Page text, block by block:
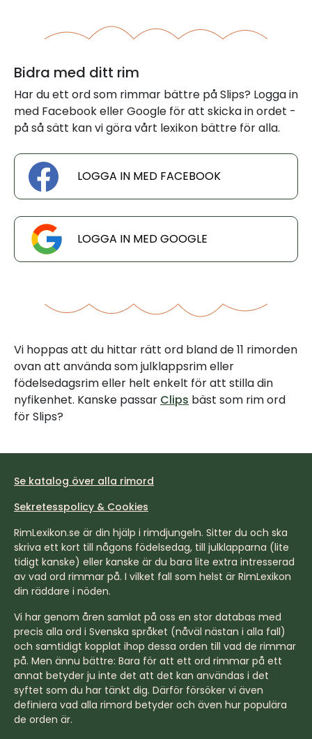
Bidra med ditt rim
Har du ett ord som rimmar bättre på Slips? Logga in
med Facebook eller Google för att skicka in ordet -
på så sätt kan vi göra vårt lexikon bättre för alla.
LOGGA IN MED FACEBOOK
LOGGA IN MED GOOGLE
Vi hoppas att du hittar rätt ord bland de 11 rimorden
ovan att använda som julklappsrim eller
födelsedagsrim eller helt enkelt för att stilla din
nyfikenhet. Kanske passar Clips bäst som rim ord
för Slips?
Se katalog över alla rimord
Sekretesspolicy & Cookies
RimLexikon.se är din hjälp i rimdjungeln. Sitter du och ska
skriva ett kort till någons födelsedag, till julklapparna (lite
tidigt kanske) eller kanske är du bara lite extra intresserad
av vad ord rimmar på. I vilket fall som helst är RimLexikon
din räddare i nöden.
Vi har genom åren samlat på oss en stor databas med
precis alla ord i Svenska språket (nåväl nästan i alla fall)
och samtidigt kopplat ihop dessa orden till vad de rimmar
på. Men ännu bättre: Bara för att ett ord rimmar på ett
annat betyder ju inte det att det kan användas i det
syftet som du har tänkt dig. Därför försöker vi även
definiera vad alla rimord betyder och även hur populära
de orden är.